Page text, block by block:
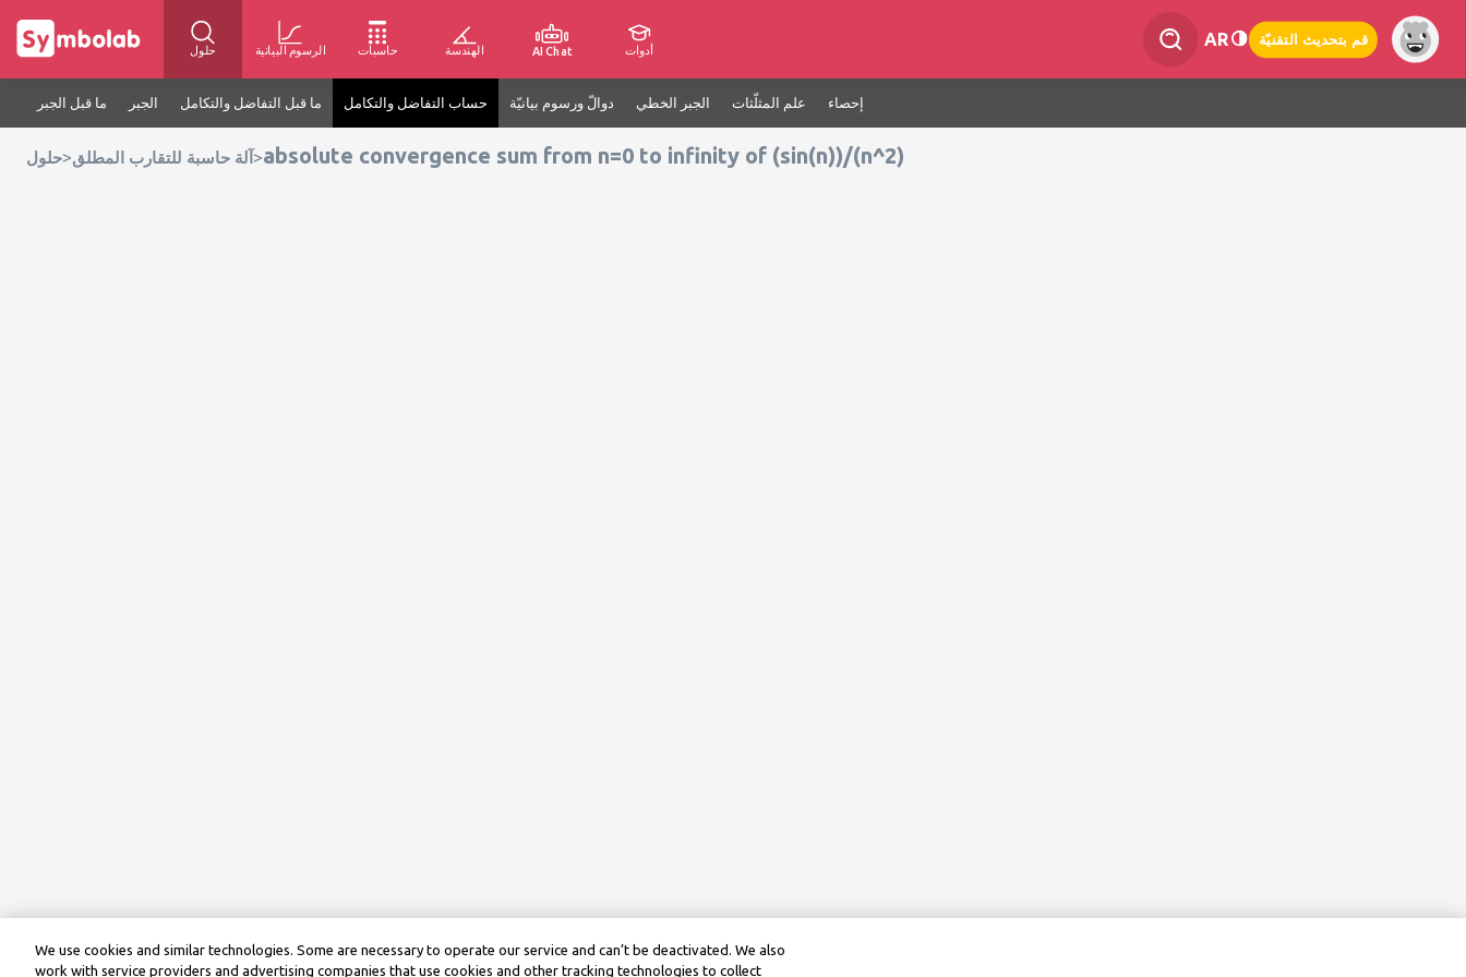
حلول الرسوم البيانية حاسبات الهندسة AI Chat أدوات
AR قم بتحديث التقنيّة
ما قبل الجبر الجبر ما قبل التفاضل والتكامل حساب التفاضل والتكامل دوالّ ورسوم بيانيّة الجبر الخطي علم المثلّثات إحصاء
حلول>آلة حاسبة للتقارب المطلق >absolute convergence sum from n=0 to infinity of (sin(n))/(n^2)
We use cookies and similar technologies. Some are necessary to operate our service and can’t be deactivated. We also
work with service providers and advertising companies that use cookies and other tracking technologies to collect